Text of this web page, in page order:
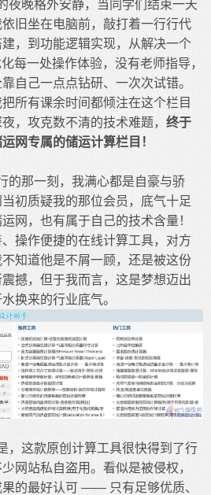
晚格外安静，当同学们结束一天
旧坐在电脑前，敲打着一行行代
，到功能逻辑实现，从解决一个
每一处操作体验，没有老师指导，
自己一点点钻研、一次次试错。
所有课余时间都倾注在这个栏目
，攻克数不清的技术难题， 终于
网专属的储运计算栏目！
那一刻，我满心都是自豪与骄
初质疑我的那位会员，底气十足
网，也有属于自己的技术含量！
操作便捷的在线计算工具，对方
知道他是不屑一顾，还是被这份
撼，但于我而言，这是梦想迈出
换来的行业底气。
这款原创计算工具很快得到了行
网站私自盗用。看似是被侵权，
的最好认可 —— 只有足够优质、